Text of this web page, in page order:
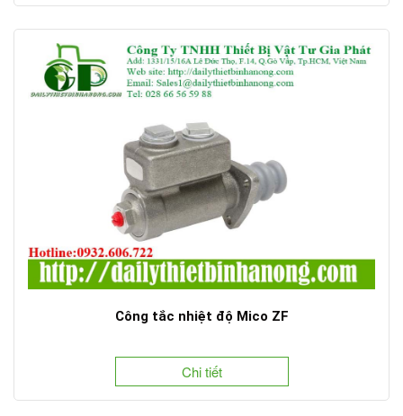
Công tắc nhiệt độ Mico ZF
Chi tiết